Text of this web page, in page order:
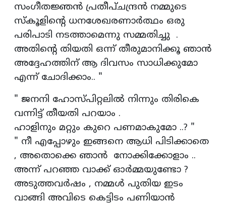
സംഗീതജ്ഞൻ പ്രതീപ്‌ചന്ദ്രൻ നമ്മുടെ
സ്കൂളിന്റെ ധനശേഖരണാർത്ഥം ഒരു
പരിപാടി നടത്താമെന്നു സമ്മതിച്ചു .
അതിന്റെ തിയതി ഒന്ന് തീരുമാനിക്കൂ ഞാൻ
അദ്ദേഹത്തിന് ആ ദിവസം സാധിക്കുമോ
എന്ന് ചോദിക്കാം.. "
" ജനനി ഹോസ്പിറ്റലിൽ നിന്നും തിരികെ
വന്നിട്ട് തീയതി പറയാം .
ഹാളിനും മറ്റും കുറെ പണമാകുമോ ..? "
" നീ എപ്പോഴും ഇങ്ങനെ ആധി പിടിക്കാതെ
, അതൊക്കെ ഞാൻ നോക്കിക്കോളാം ..
അന്ന് പറഞ്ഞ വാക്ക് ഓർമ്മയുണ്ടോ ?
അടുത്തവർഷം , നമ്മൾ പുതിയ ഇടം
വാങ്ങി അവിടെ കെട്ടിടം പണിയാൻ